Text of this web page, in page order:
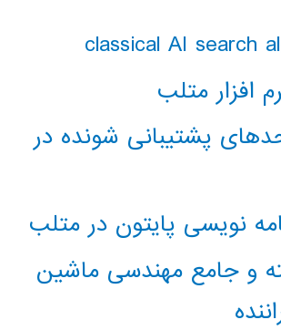
افزار متلب
پشتیبانی شونده در
نویسی پایتون در متلب
و جامع مهندسی ماشین